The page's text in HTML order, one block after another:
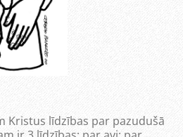
Kristus līdzības par pazudušā